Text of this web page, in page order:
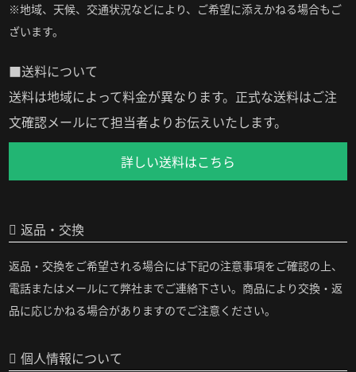
※地域、天候、交通状況などにより、ご希望に添えかねる場合もご
ざいます。
■送料について
送料は地域によって料金が異なります。正式な送料はご注
文確認メールにて担当者よりお伝えいたします。
詳しい送料はこちら
返品・交換
返品・交換をご希望される場合には下記の注意事項をご確認の上、
電話またはメールにて弊社までご連絡下さい。商品により交換・返
品に応じかねる場合がありますのでご注意ください。
個人情報について